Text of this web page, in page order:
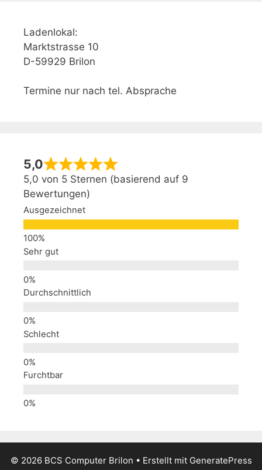
Ladenlokal:
Marktstrasse 10
D-59929 Brilon
Termine nur nach tel. Absprache
5,0
5,0 von 5 Sternen (basierend auf 9
Bewertungen)
Ausgezeichnet
Sehr gut
Durchschnittlich
Schlecht
Furchtbar
© 2026 BCS Computer Brilon • Erstellt mit GeneratePress